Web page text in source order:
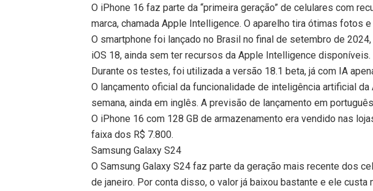
O iPhone 16 faz parte da “primeira geração” de celulares com
marca, chamada Apple Intelligence. O aparelho tira ótimas fotos
O smartphone foi lançado no Brasil no final de setembro de
iOS 18, ainda sem ter recursos da Apple Intelligence disponíveis.
Durante os testes, foi utilizada a versão 18.1 beta, já com IA
O lançamento oficial da funcionalidade de inteligência artificial
semana, ainda em inglês. A previsão de lançamento em
O iPhone 16 com 128 GB de armazenamento era vendido nas
faixa dos R$ 7.800.
Samsung Galaxy S24
O Samsung Galaxy S24 faz parte da geração mais recente dos
de janeiro. Por conta disso, o valor já baixou bastante e ele custa